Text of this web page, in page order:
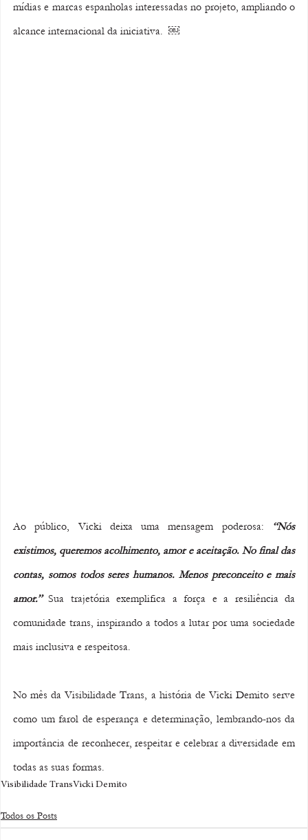
mídias e marcas espanholas interessadas no projeto, ampliando o
alcance internacional da iniciativa.  ￼
Ao público, Vicki deixa uma mensagem poderosa:
“Nós
existimos, queremos acolhimento, amor e aceitação. No final das
contas, somos todos seres humanos. Menos preconceito e mais
amor.” Sua trajetória exemplifica a força e a resiliência da
comunidade trans, inspirando a todos a lutar por uma sociedade
mais inclusiva e respeitosa.
No mês da Visibilidade Trans, a história de Vicki Demito serve
como um farol de esperança e determinação, lembrando-nos da
importância de reconhecer, respeitar e celebrar a diversidade em
todas as suas formas.
Visibilidade TransVicki Demito
Todos os Posts